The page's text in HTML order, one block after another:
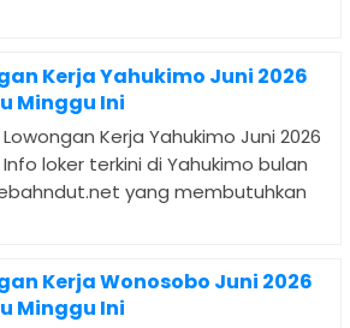
Kerja Yahukimo Juni 2026
Minggu Ini
Kerja Yahukimo Juni 2026
loker terkini di Yahukimo bulan
yang membutuhkan
Kerja Wonosobo Juni 2026
Minggu Ini